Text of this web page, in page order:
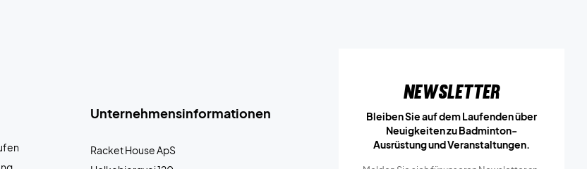
Unternehmensinformationen
Racket House ApS
Newsletter
Bleiben Sie auf dem Laufenden über
Neuigkeiten zu Badminton-
Ausrüstung und Veranstaltungen.